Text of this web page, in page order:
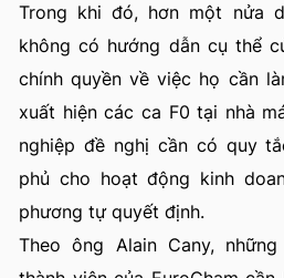
Trong khi đó, hơn một nửa
không có hướng dẫn cụ thể
chính quyền về việc họ cần
xuất hiện các ca F0 tại nhà
nghiệp đề nghị cần có quy
phủ cho hoạt động kinh
phương tự quyết định.
Theo ông Alain Cany,